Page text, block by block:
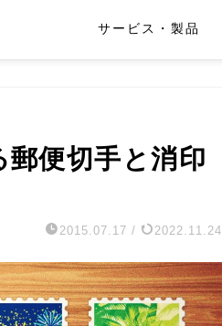
サービス・製品
便切手と消印
2015.07.17 / 2022.11.24